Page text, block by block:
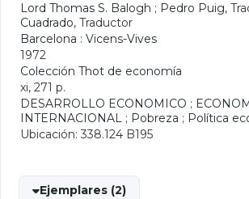
Lord Thomas S. Balogh ; Pedro Puig,
Cuadrado, Traductor
Barcelona : Vicens-Vives
1972
Colección Thot de economía
xi, 271 p.
DESARROLLO ECONOMICO ;
INTERNACIONAL ; Pobreza ; Política
Ubicación: 338.124 B195
Ejemplares (2)